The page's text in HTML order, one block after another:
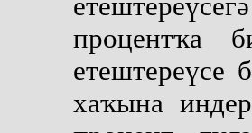
процентҡа
етештереүсе
хаҡына